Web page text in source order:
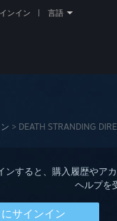
ンイン 言語
> DEATH STRANDING
ンすると、購入履歴やア
ヘルプを
サインイン